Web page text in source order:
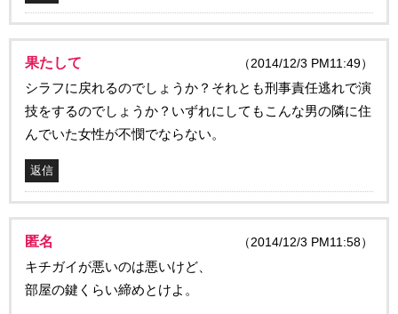
果たして （2014/12/3 PM11:49）
シラフに戻れるのでしょうか？それとも刑事責任逃れで演
技をするのでしょうか？いずれにしてもこんな男の隣に住
んでいた女性が不憫でならない。
返信
匿名 （2014/12/3 PM11:58）
キチガイが悪いのは悪いけど、
部屋の鍵くらい締めとけよ。